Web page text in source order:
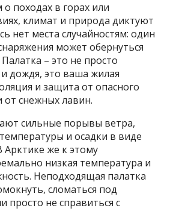
походах в горах или
климат и природа диктуют
нет места случайностям: один
может обернуться
– это не просто
дождя, это ваша жилая
и защита от опасного
от снежных лавин.
сильные порывы ветра,
и осадки в виде
Арктике же к этому
низкая температура и
Неподходящая палатка
сломаться под
просто не справиться с